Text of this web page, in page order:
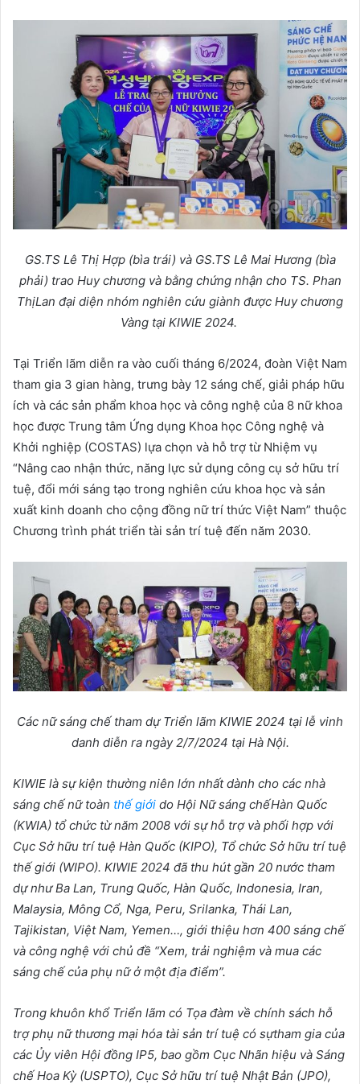
GS.TS Lê ThịHợp (bìa trái) và GS.TS Lê Mai Hương (bìa
phải) trao Huy chương và bằng chứng nhận cho TS. Phan
ThịLan đại diện nhóm nghiên cứu giành được Huy chương
Vàng tại KIWIE 2024.
Tại Triển lãm diễn ra vào cuối tháng 6/2024, đoàn Việt Nam
tham gia 3 gian hàng, trưng bày 12 sáng chế, giải pháp hữu
ích và các sản phẩm khoa học và công nghệ của 8 nữ khoa
học được Trung tâm Ứng dụng Khoa học Công nghệ và
Khởi nghiệp (COSTAS) lựa chọn và hỗ trợ từ Nhiệm vụ
“Nâng cao nhận thức, năng lực sử dụng công cụ sở hữu trí
tuệ, đổi mới sáng tạo trong nghiên cứu khoa học và sản
xuất kinh doanh cho cộng đồng nữ trí thức Việt Nam” thuộc
Chương trình phát triển tài sản trí tuệ đến năm 2030.
Các nữsáng chếtham dựTriển lãm KIWIE 2024 tại lễ vinh
danh diễn ra ngày 2/7/2024 tại Hà Nội.
KIWIE là sựkiện thường niên lớn nhất dành cho các nhà
sáng chếnữtoàn thế giới do Hội Nữsáng chếHàn Quốc
(KWIA) tổchức từnăm 2008 với sựhỗ trợvà phối hợp với
Cục Sởhữu trí tuệ Hàn Quốc (KIPO), Tổchức Sởhữu trí tuệ
thếgiới (WIPO). KIWIE 2024 đã thu hút gần 20 nước tham
dựnhưBa Lan, Trung Quốc, Hàn Quốc, Indonesia, Iran,
Malaysia, Mông Cổ, Nga, Peru, Srilanka, Thái Lan,
Tajikistan, Việt Nam, Yemen…, giới thiệu hơn 400 sáng chế
và công nghệ với chủ đề “Xem, trải nghiệm và mua các
sáng chếcủa phụ nữ ởmột địa điểm”.
Trong khuôn khổTriển lãm có Tọa đàm về chính sách hỗ
trợphụ nữthương mại hóa tài sản trí tuệ có sựtham gia của
các Ủy viên Hội đồng IP5, bao gồm Cục Nhãn hiệu và Sáng
chếHoa Kỳ(USPTO), Cục Sởhữu trí tuệ Nhật Bản (JPO),